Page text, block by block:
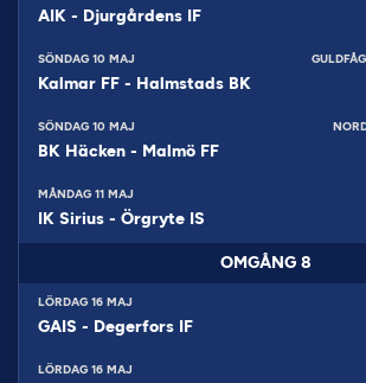
AIK - Djurgårdens IF
SÖNDAG 10 MAJ
Kalmar FF - Halmstads BK
SÖNDAG 10 MAJ
BK Häcken - Malmö FF
MÅNDAG 11 MAJ
IK Sirius - Örgryte IS
OMGÅNG 8
LÖRDAG 16 MAJ
GAIS - Degerfors IF
LÖRDAG 16 MAJ